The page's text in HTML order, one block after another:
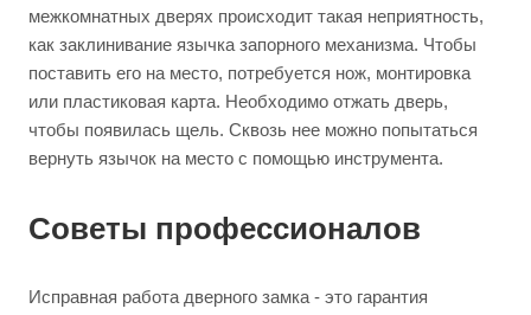
межкомнатных дверях происходит такая неприятность,
как заклинивание язычка запорного механизма. Чтобы
поставить его на место, потребуется нож, монтировка
или пластиковая карта. Необходимо отжать дверь,
чтобы появилась щель. Сквозь нее можно попытаться
вернуть язычок на место с помощью инструмента.
Советы профессионалов
Исправная работа дверного замка - это гарантия